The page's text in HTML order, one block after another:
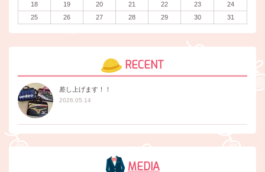
18
19 20 21 22 23
24
25
26 27 28 29 30 31
RECENT
差し上げます！！
2026.05.14
MEDIA